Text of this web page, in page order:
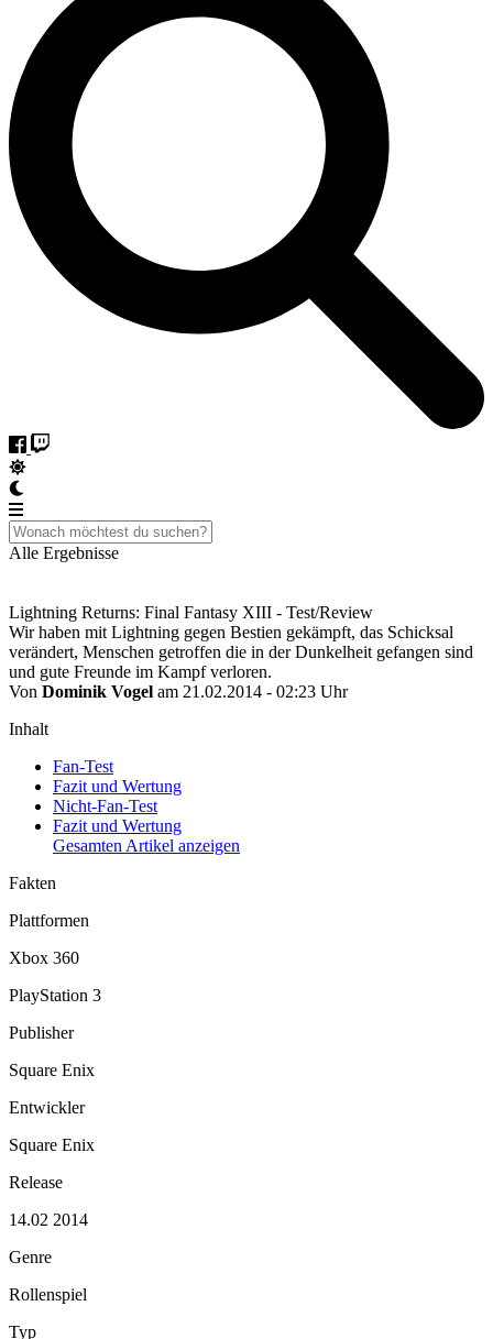
Alle Ergebnisse
Lightning Returns: Final Fantasy XIII - Test/Review
Wir haben mit Lightning gegen Bestien gekämpft, das Schicksal
verändert, Menschen getroffen die in der Dunkelheit gefangen sind
und gute Freunde im Kampf verloren.
Von Dominik Vogel am 21.02.2014 - 02:23 Uhr
Inhalt
Fan-Test
Fazit und Wertung
Nicht-Fan-Test
Fazit und Wertung
Gesamten Artikel anzeigen
Fakten
Plattformen
Xbox 360
PlayStation 3
Publisher
Square Enix
Entwickler
Square Enix
Release
14.02 2014
Genre
Rollenspiel
Typ